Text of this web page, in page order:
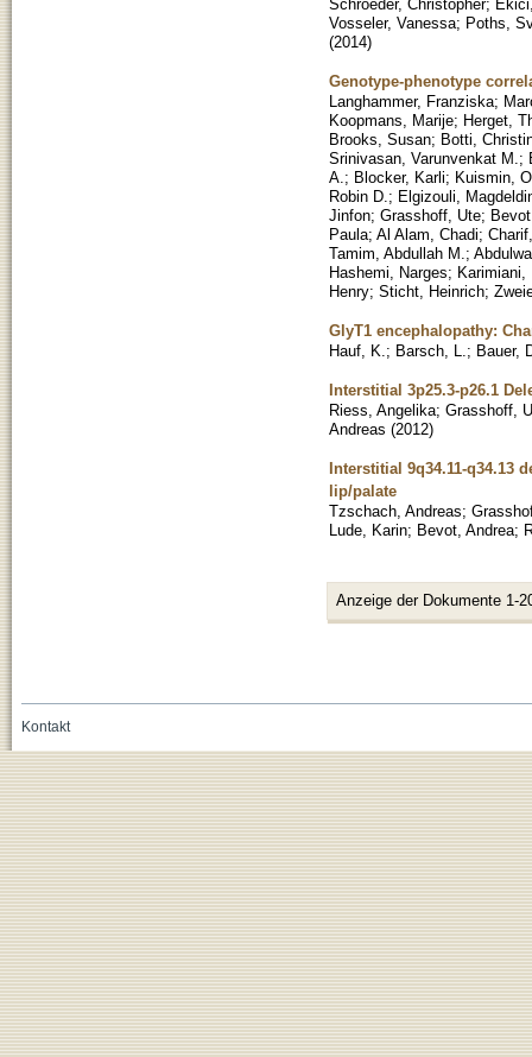
Schroeder, Christopher;
Vosseler, Vanessa; Poths,
(2014)
Genotype-phenotype
Langhammer, Franziska;
Koopmans, Marije; Herget,
Brooks, Susan; Botti,
Srinivasan, Varunvenkat M. ;
A. ; Blocker, Karli; Kuismin,
Robin D. ; Elgizouli,
Jinfon; Grasshoff, Ute;
Paula; Al Alam, Chadi;
Tamim, Abdullah M. ;
Hashemi, Narges; Karimiani,
Henry; Sticht, Heinrich;
GlyT1 encephalopathy:
Hauf, K. ; Barsch, L. ; Bauer,
Interstitial 3p25.3-p26.1
Riess, Angelika; Grasshoff,
Andreas (2012)
Interstitial 9q34.11-q34.13
lip/palate
Tzschach, Andreas;
Lude, Karin; Bevot, Andrea;
Anzeige der Dokumente 1-
Kontakt